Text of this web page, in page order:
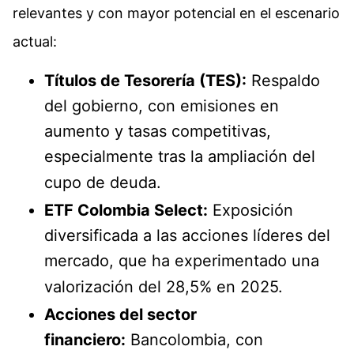
relevantes y con mayor potencial en el escenario
actual:
Títulos de Tesorería (TES): Respaldo
del gobierno, con emisiones en
aumento y tasas competitivas,
especialmente tras la ampliación del
cupo de deuda.
ETF Colombia Select: Exposición
diversificada a las acciones líderes del
mercado, que ha experimentado una
valorización del 28,5% en 2025.
Acciones del sector
financiero: Bancolombia, con